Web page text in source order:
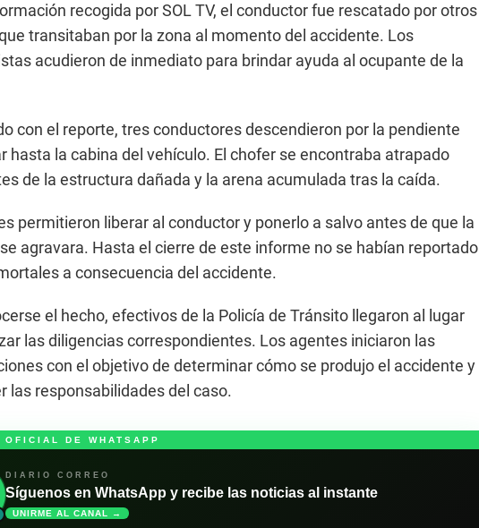
recogida por SOL TV, el conductor fue rescatado por otros
transitaban por la zona al momento del accidente. Los
acudieron de inmediato para brindar ayuda al ocupante de la
con el reporte, tres conductores descendieron por la pendiente
hasta la cabina del vehículo. El chofer se encontraba atrapado
de la estructura dañada y la arena acumulada tras la caída.
permitieron liberar al conductor y ponerlo a salvo antes de que la
agravara. Hasta el cierre de este informe no se habían reportado
a consecuencia del accidente.
el hecho, efectivos de la Policía de Tránsito llegaron al lugar
las diligencias correspondientes. Los agentes iniciaron las
con el objetivo de determinar cómo se produjo el accidente y
las responsabilidades del caso.
OFICIAL DE WHATSAPP
DIARIO CORREO
Síguenos en WhatsApp y recibe las noticias al instante
UNIRME AL CANAL →